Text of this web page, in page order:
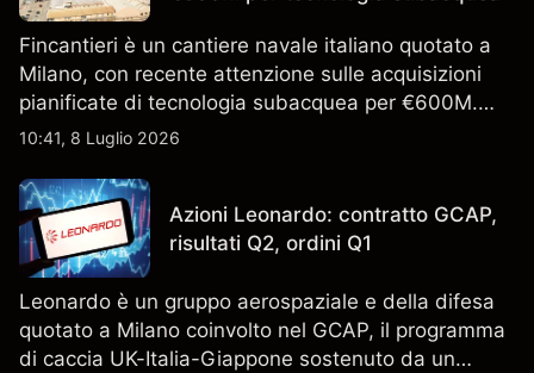
Fincantieri è un cantiere navale italiano quotato a
Milano, con recente attenzione sulle acquisizioni
pianificate di tecnologia subacquea per €600M.
Scopri i target di prezzo FCT di terze parti e l'analisi
indicatore affidabile dei risultati futuri.
10:41, 8 Luglio 2026
Azioni Leonardo: contratto GCAP,
risultati Q2, ordini Q1
Leonardo è un gruppo aerospaziale e della difesa
quotato a Milano coinvolto nel GCAP, il programma
di caccia UK-Italia-Giappone sostenuto da un